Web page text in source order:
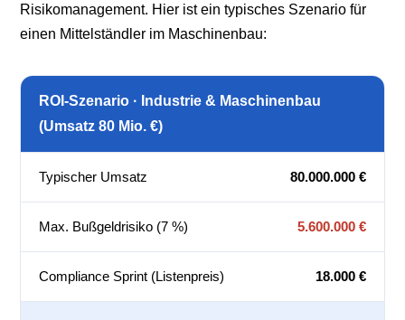
Risikomanagement. Hier ist ein typisches Szenario für
einen Mittelständler im Maschinenbau:
ROI-Szenario · Industrie & Maschinenbau
(Umsatz 80 Mio. €)
Typischer Umsatz 80.000.000 €
Max. Bußgeldrisiko (7 %) 5.600.000 €
Compliance Sprint (Listenpreis) 18.000 €